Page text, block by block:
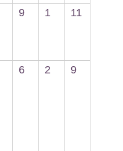
9 1 11
6 2 9